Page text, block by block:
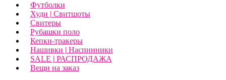
Футболки
Худи | Свитшоты
Свитеры
Рубашки поло
Кепки-тракеры
Нашивки | Наспинники
SALE | РАСПРОДАЖА
Вещи на заказ